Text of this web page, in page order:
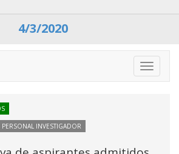
4/3/2020
Toggle
INVESTIGADOR